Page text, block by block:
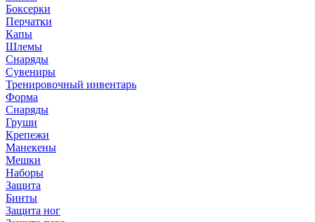
Боксерки
Перчатки
Капы
Шлемы
Снаряды
Сувениры
Тренировочный инвентарь
Форма
Снаряды
Груши
Крепежи
Манекены
Мешки
Наборы
Защита
Бинты
Защита ног